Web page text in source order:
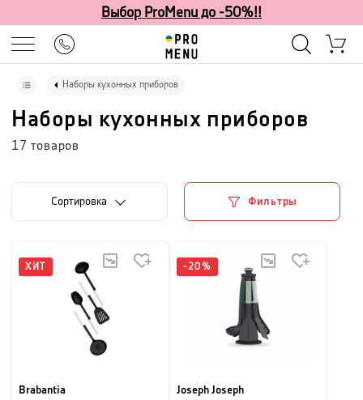
Выбор ProMenu до -50%!!
Наборы кухонных приборов
Наборы кухонных приборов
17 товаров
Cортировка Фильтры
ХИТ
Brabantia
-20 %
Joseph Joseph